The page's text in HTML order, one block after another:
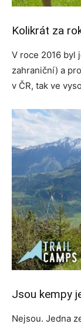
Kolikrát za
V roce 2016 byl
zahraniční) a
v ČR, tak ve
Jsou kempy
Nejsou. Jedna